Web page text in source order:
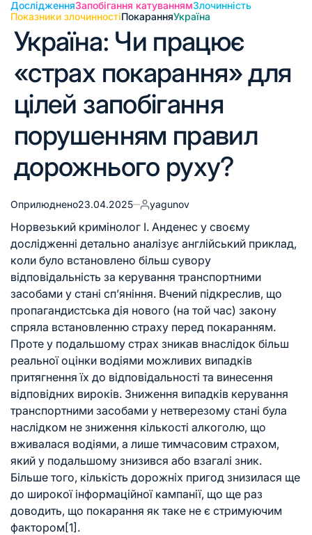
ДослідженняЗапобігання катуваннямЗлочинність
Показники злочинностіПокаранняУкраїна
Україна: Чи працює
«страх покарання» для
цілей запобігання
порушенням правил
дорожнього руху?
Оприлюднено23.04.2025 yagunov
Норвезький кримінолог І. Анденес у своєму
дослідженні детально аналізує англійський приклад,
коли було встановлено більш сувору
відповідальність за керування транспортними
засобами у стані сп’яніння. Вчений підкреслив, що
пропагандистська дія нового (на той час) закону
спряла встановленню страху перед покаранням.
Проте у подальшому страх зникав внаслідок більш
реальної оцінки водіями можливих випадків
притягнення їх до відповідальності та винесення
відповідних вироків. Зниження випадків керування
транспортними засобами у нетверезому стані була
наслідком не зниження кількості алкоголю, що
вживалася водіями, а лише тимчасовим страхом,
який у подальшому знизився або взагалі зник.
Більше того, кількість дорожніх пригод знизилася ще
до широкої інформаційної кампанії, що ще раз
доводить, що покарання як таке не є стримуючим
фактором [1] .